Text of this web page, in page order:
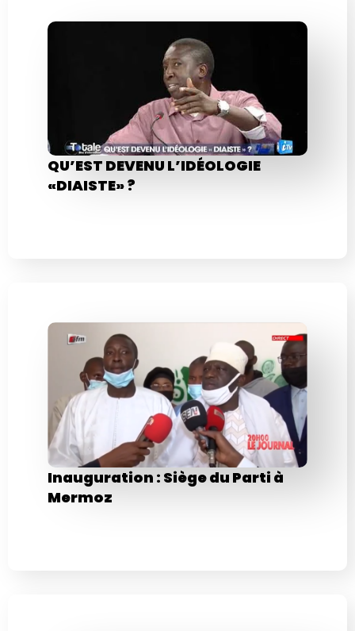
QU’EST DEVENU L’IDÉOLOGIE
«DIAISTE» ?
Inauguration : Siège du Parti à
Mermoz